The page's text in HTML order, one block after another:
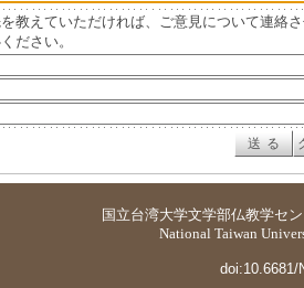
教えていただければ、ご意見について連絡
ださい。
国立台湾大学文学部仏教学セ
National Taiwan
doi:10.6681/